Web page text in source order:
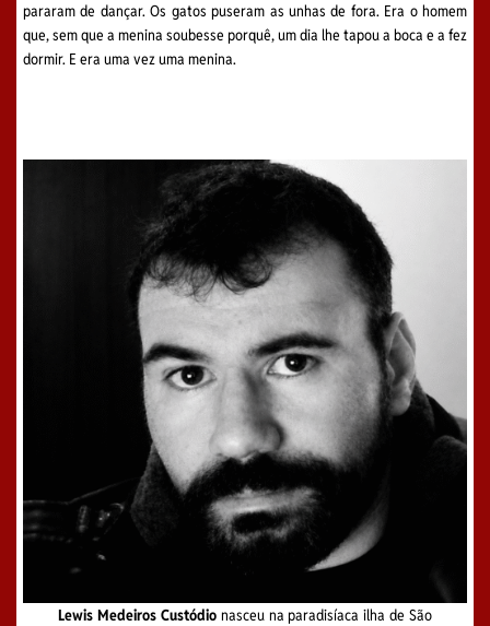
pararam de dançar. Os gatos puseram as unhas de fora. Era o homem
que, sem que a menina soubesse porquê, um dia lhe tapou a boca e a fez
dormir. E era uma vez uma menina.
Lewis Medeiros Custódionasceu na paradisíaca ilha de São